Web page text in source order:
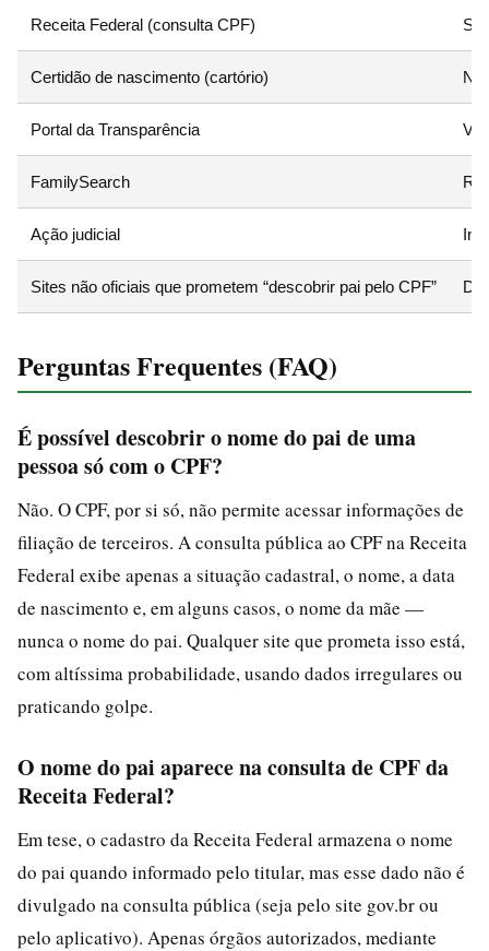
Receita Federal (consulta CPF)
Certidão de nascimento (cartório)
Portal da Transparência
FamilySearch
Ação judicial
Sites não oficiais que prometem “descobrir pai pelo CPF”
Perguntas Frequentes (FAQ)
É possível descobrir o nome do pai de uma
pessoa só com o CPF?
Não. O CPF, por si só, não permite acessar informações de
filiação de terceiros. A consulta pública ao CPF na Receita
Federal exibe apenas a situação cadastral, o nome, a data
de nascimento e, em alguns casos, o nome da mãe —
nunca o nome do pai. Qualquer site que prometa isso está,
com altíssima probabilidade, usando dados irregulares ou
praticando golpe.
O nome do pai aparece na consulta de CPF da
Receita Federal?
Em tese, o cadastro da Receita Federal armazena o nome
do pai quando informado pelo titular, mas esse dado não é
divulgado na consulta pública (seja pelo site gov.br ou
pelo aplicativo). Apenas órgãos autorizados, mediante